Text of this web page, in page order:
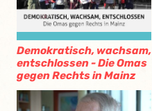
Demokratisch, wachsam,
entschlossen - Die Omas
gegen Rechts in Mainz